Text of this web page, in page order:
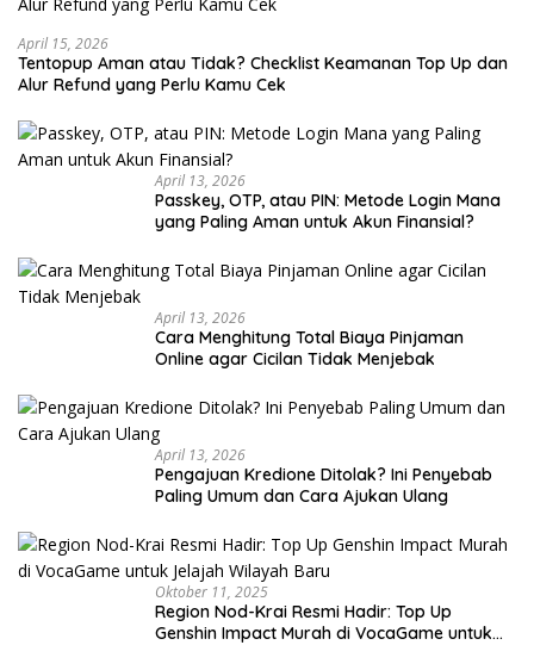
April 15, 2026
Tentopup Aman atau Tidak? Checklist Keamanan Top Up dan
Alur Refund yang Perlu Kamu Cek
April 13, 2026
Passkey, OTP, atau PIN: Metode Login Mana
yang Paling Aman untuk Akun Finansial?
April 13, 2026
Cara Menghitung Total Biaya Pinjaman
Online agar Cicilan Tidak Menjebak
April 13, 2026
Pengajuan Kredione Ditolak? Ini Penyebab
Paling Umum dan Cara Ajukan Ulang
Oktober 11, 2025
Region Nod-Krai Resmi Hadir: Top Up
Genshin Impact Murah di VocaGame untuk